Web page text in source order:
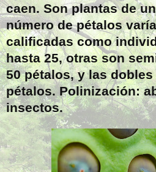
caen. Son plantas de
número de pétalos
calificadas como
hasta 25, otras son
50 pétalos, y las
pétalos. Polinización:
insectos.